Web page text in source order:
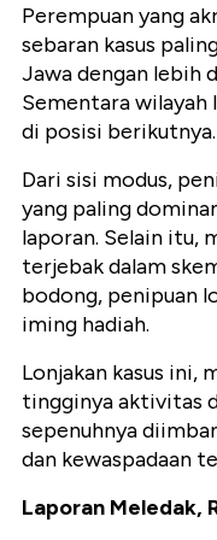
Perempuan yang
sebaran kasus
Jawa dengan lebih
Sementara wilayah
di posisi berikutnya.
Dari sisi modus,
yang paling
laporan. Selain itu,
terjebak dalam
bodong, penipuan
iming hadiah.
Lonjakan kasus ini,
tingginya aktivitas
sepenuhnya
dan kewaspadaan
Laporan Meledak,